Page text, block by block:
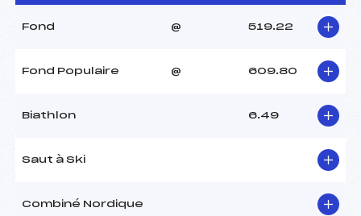
Fond @ 519.22
Fond Populaire @ 609.80
Biathlon 6.49
Saut à Ski
Combiné Nordique